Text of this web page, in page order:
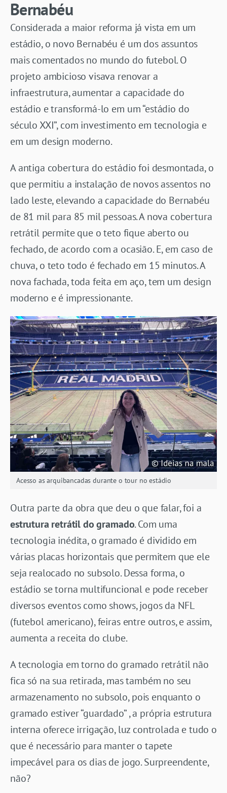
Bernabéu
Considerada a maior reforma já vista em um
estádio, o novo Bernabéu é um dos assuntos
mais comentados no mundo do futebol. O
projeto ambicioso visava renovar a
infraestrutura, aumentar a capacidade do
estádio e transformá-lo em um “estádio do
século XXI”, com investimento em tecnologia e
em um design moderno.
A antiga cobertura do estádio foi desmontada, o
que permitiu a instalação de novos assentos no
lado leste, elevando a capacidade do Bernabéu
de 81 mil para 85 mil pessoas. A nova cobertura
retrátil permite que o teto fique aberto ou
fechado, de acordo com a ocasião. E, em caso de
chuva, o teto todo é fechado em 15 minutos. A
nova fachada, toda feita em aço, tem um design
moderno e é impressionante.
Acesso as arquibancadas durante o tour no estádio
Outra parte da obra que deu o que falar, foi a
estrutura retrátil do gramado. Com uma
tecnologia inédita, o gramado é dividido em
várias placas horizontais que permitem que ele
seja realocado no subsolo. Dessa forma, o
estádio se torna multifuncional e pode receber
diversos eventos como shows, jogos da NFL
(futebol americano), feiras entre outros, e assim,
aumenta a receita do clube.
A tecnologia em torno do gramado retrátil não
fica só na sua retirada, mas também no seu
armazenamento no subsolo, pois enquanto o
gramado estiver “guardado” , a própria estrutura
interna oferece irrigação, luz controlada e tudo o
que é necessário para manter o tapete
impecável para os dias de jogo. Surpreendente,
não?